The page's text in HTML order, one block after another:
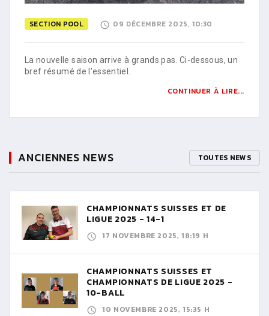
SECTION POOL 09 DÉCEMBRE 2025, 10:30
La nouvelle saison arrive à grands pas. Ci-dessous, un
bref résumé de l’essentiel.
CONTINUER À LIRE...
ANCIENNES NEWS TOUTES NEWS
CHAMPIONNATS SUISSES ET DE
LIGUE 2025 - 14-1
17 NOVEMBRE 2025, 18:19 H
CHAMPIONNATS SUISSES ET
CHAMPIONNATS DE LIGUE 2025 -
10-BALL
10 NOVEMBRE 2025, 15:35 H